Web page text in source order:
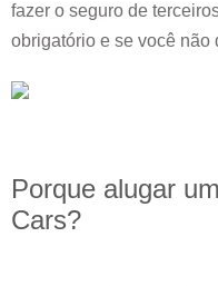
fazer o seguro de
obrigatório e se você não
Porque alugar
Cars?